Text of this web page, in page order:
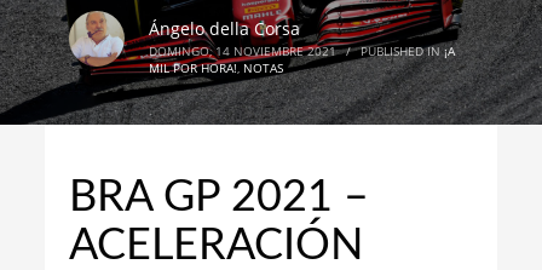
Ángelo della Corsa
DOMINGO, 14 NOVIEMBRE 2021 / PUBLISHED IN¡A
MIL POR HORA!, NOTAS
BRA GP 2021 –
ACELERACIÓN